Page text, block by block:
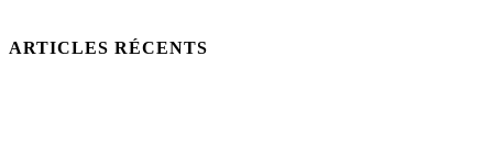
ARTICLES RÉCENTS